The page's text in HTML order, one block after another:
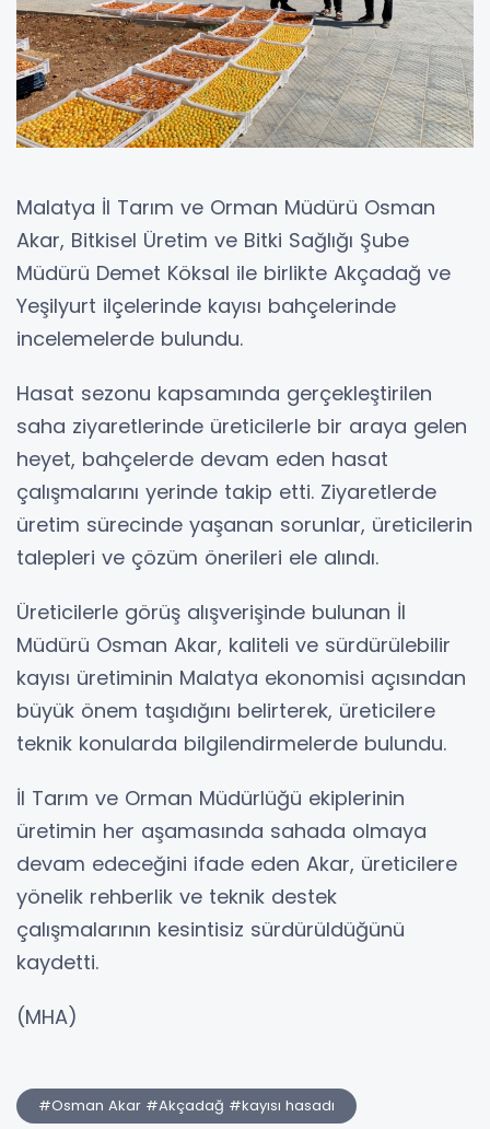
Malatya İl Tarım ve Orman Müdürü Osman
Akar, Bitkisel Üretim ve Bitki Sağlığı Şube
Müdürü Demet Köksal ile birlikte Akçadağ ve
Yeşilyurt ilçelerinde kayısı bahçelerinde
incelemelerde bulundu.
Hasat sezonu kapsamında gerçekleştirilen
saha ziyaretlerinde üreticilerle bir araya gelen
heyet, bahçelerde devam eden hasat
çalışmalarını yerinde takip etti. Ziyaretlerde
üretim sürecinde yaşanan sorunlar, üreticilerin
talepleri ve çözüm önerileri ele alındı.
Üreticilerle görüş alışverişinde bulunan İl
Müdürü Osman Akar, kaliteli ve sürdürülebilir
kayısı üretiminin Malatya ekonomisi açısından
büyük önem taşıdığını belirterek, üreticilere
teknik konularda bilgilendirmelerde bulundu.
İl Tarım ve Orman Müdürlüğü ekiplerinin
üretimin her aşamasında sahada olmaya
devam edeceğini ifade eden Akar, üreticilere
yönelik rehberlik ve teknik destek
çalışmalarının kesintisiz sürdürüldüğünü
kaydetti.
(MHA)
#Osman Akar #Akçadağ #kayısı hasadı